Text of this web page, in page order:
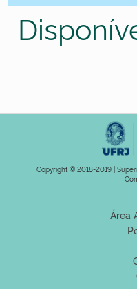
Copyright © 2018-2019 |
Área